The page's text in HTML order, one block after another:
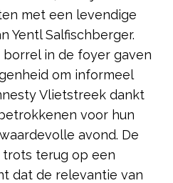
met een levendige
Yentl Salfischberger.
in de foyer gaven
om informeel
Vlietstreek dankt
voor hun
avond. De
terug op een
dat de relevantie van